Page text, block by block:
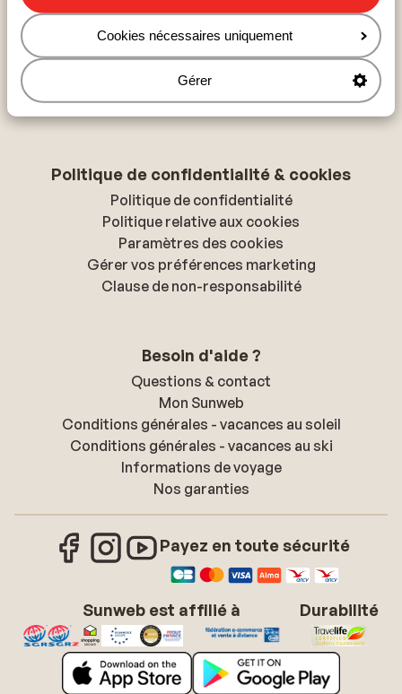
Cookies nécessaires uniquement
Gérer
À propos de Sunweb
À propos de Sunweb
Tourisme responsable
Presse & médias
Déclaration d'accessibilité
Politique de confidentialité & cookies
Politique de confidentialité
Politique relative aux cookies
Paramètres des cookies
Gérer vos préférences marketing
Clause de non-responsabilité
Besoin d'aide ?
Questions & contact
Mon Sunweb
Conditions générales - vacances au soleil
Conditions générales - vacances au ski
Informations de voyage
Nos garanties
Payez en toute sécurité
Sunweb est affilié à Durabilité